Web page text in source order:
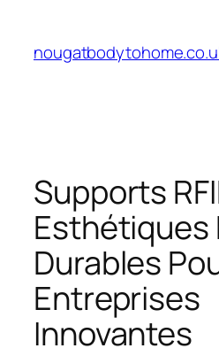
content
Supports
Esthétiques
Durables
Entreprises
Innovantes